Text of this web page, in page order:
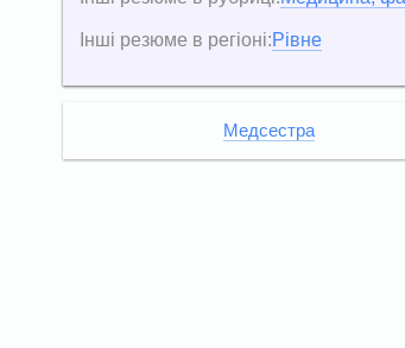
Інші резюме в регіоні:Рівне
Медсестра